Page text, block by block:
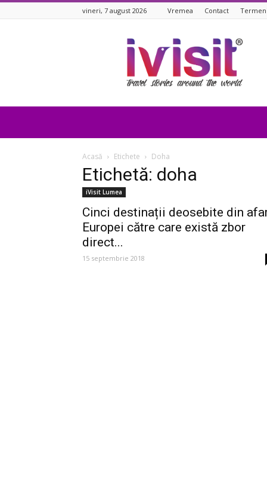
vineri, 7 august 2026 Vremea Contact
iVisit.ro
Acasă Etichete Doha
Etichetă: doha
iVisit Lumea
Cinci destinații deosebite din
Europei către care există zbor
direct...
15 septembrie 2018